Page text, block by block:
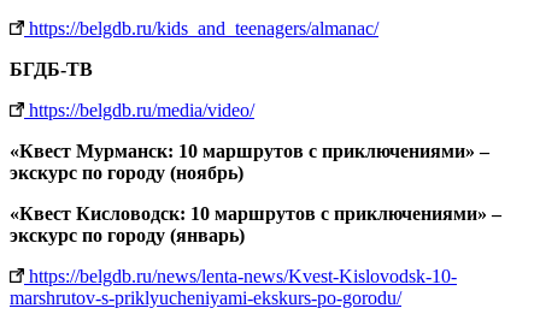
https://belgdb.ru/kids_and_teenagers/almanac/
БГДБ-ТВ
https://belgdb.ru/media/video/
«Квест Мурманск: 10 маршрутов с приключениями» –
экскурс по городу (ноябрь)
«Квест Кисловодск: 10 маршрутов с приключениями» –
экскурс по городу (январь)
https://belgdb.ru/news/lenta-news/Kvest-Kislovodsk-10-
marshrutov-s-priklyucheniyami-ekskurs-po-gorodu/